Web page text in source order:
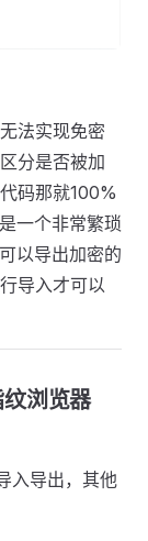
法实现免密
分是否被加
码那就100%
一个非常繁琐
以导出加密的
导入才可以
浏览器
入导出，其他